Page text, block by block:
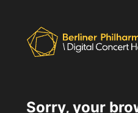
Sorry, your